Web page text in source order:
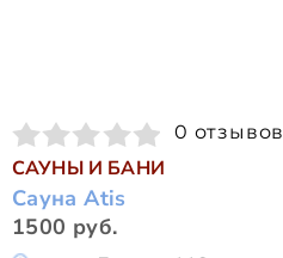
0 отзывов
САУНЫ И БАНИ
Сауна Atis
1500 руб.